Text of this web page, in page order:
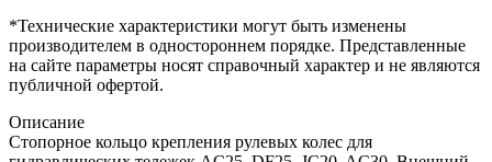
*Технические характеристики могут быть изменены
производителем в одностороннем порядке. Представленные
на сайте параметры носят справочный характер и не являются
публичной офертой.
Описание
Стопорное кольцо крепления рулевых колес для